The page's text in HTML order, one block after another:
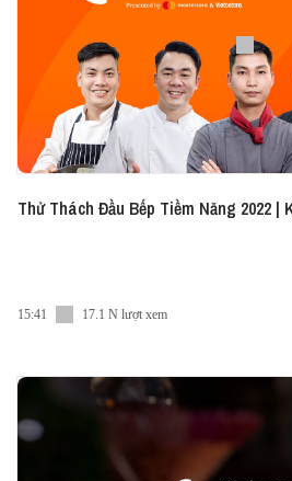
Thử Thách Đầu Bếp Tiềm Năng 2022 |
15:41 17.1 N lượt xem